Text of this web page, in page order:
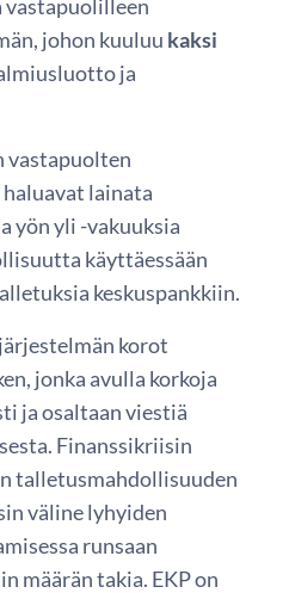
vastapuolilleen
johon kuuluu kaksi
ja
vastapuolten
lainata
yön yli -vakuuksia
käyttäessään
keskuspankkiin.
korot
jonka avulla korkoja
ja osaltaan viestiä
Finanssikriisin
talletusmahdollisuuden
väline lyhyiden
runsaan
määrän takia. EKP on